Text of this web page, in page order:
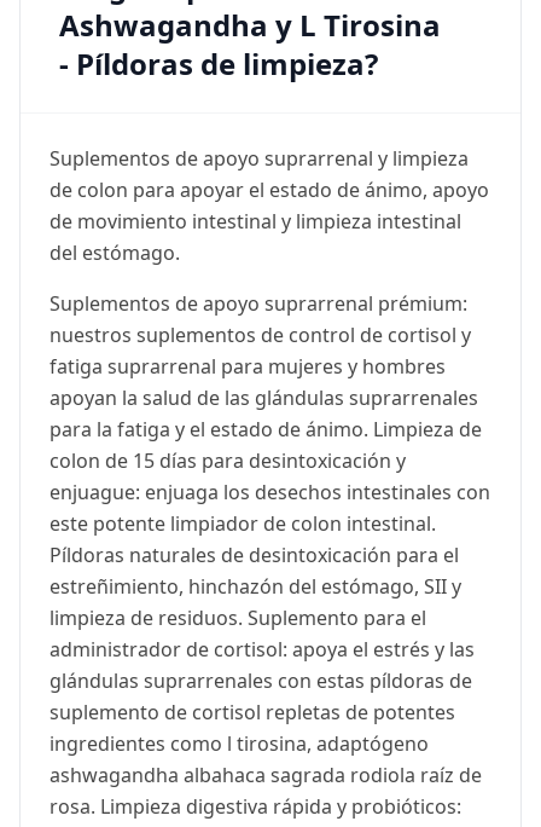
Ashwagandha y L Tirosina
- Píldoras de limpieza?
Suplementos de apoyo suprarrenal y limpieza
de colon para apoyar el estado de ánimo, apoyo
de movimiento intestinal y limpieza intestinal
del estómago.
Suplementos de apoyo suprarrenal prémium:
nuestros suplementos de control de cortisol y
fatiga suprarrenal para mujeres y hombres
apoyan la salud de las glándulas suprarrenales
para la fatiga y el estado de ánimo. Limpieza de
colon de 15 días para desintoxicación y
enjuague: enjuaga los desechos intestinales con
este potente limpiador de colon intestinal.
Píldoras naturales de desintoxicación para el
estreñimiento, hinchazón del estómago, SII y
limpieza de residuos. Suplemento para el
administrador de cortisol: apoya el estrés y las
glándulas suprarrenales con estas píldoras de
suplemento de cortisol repletas de potentes
ingredientes como l tirosina, adaptógeno
ashwagandha albahaca sagrada rodiola raíz de
rosa. Limpieza digestiva rápida y probióticos: